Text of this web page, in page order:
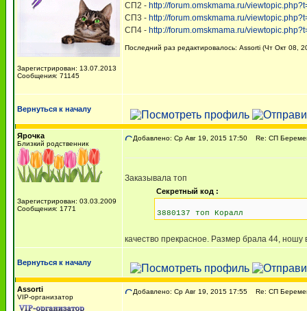
Зарегистрирован: 13.07.2013
Сообщения: 71145
СП2 - http://forum.omskmama.ru/
СП3 - http://forum.omskmama.ru/
СП4 - http://forum.omskmama.ru/
Последний раз редактировалось: Assorti (Чт Окт 08,
Вернуться к началу
Ярочка
Близкий родственник
Зарегистрирован: 03.03.2009
Сообщения: 1771
Добавлено: Ср Авг 19, 2015 17:50 Re: СП
Заказывала топ
Секретный код :
3880137 топ Коралл
качество прекрасное. Размер брала 44,
Вернуться к началу
Assorti
VIP-организатор
Добавлено: Ср Авг 19, 2015 17:55 Re: СП